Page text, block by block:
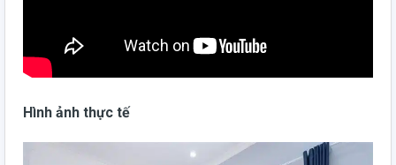
Hình ảnh thực tế